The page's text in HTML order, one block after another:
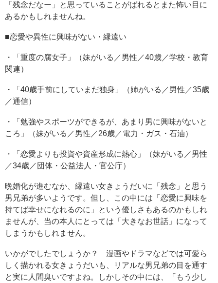
「残念だなー」と思っていることがばれるとまた怖い目に
あるかもしれませんね。
■恋愛や異性に興味がない・縁遠い
・「重度の腐女子」（妹がいる／男性／40歳／学校・教育
関連）
・「40歳手前にしていまだ独身」（姉がいる／男性／35歳
／通信）
・「勉強やスポーツができるが、あまり男に興味がないと
ころ」（妹がいる／男性／26歳／電力・ガス・石油）
・「恋愛よりも投資や資産形成に熱心」（妹がいる／男性
／34歳／団体・公益法人・官公庁）
晩婚化が進むなか、縁遠い女きょうだいに「残念」と思う
男兄弟が多いようです。但し、この中には「恋愛に興味を
持てば幸せになれるのに」という優しさもあるのかもしれ
ませんが、当の本人にとっては「大きなお世話」になって
しまうかもしれません。
いかがでしたでしょうか？ 漫画やドラマなどでは可愛ら
しく描かれる女きょうだいも、リアルな男兄弟の目を通す
と実に人間臭いですよね。しかしその中には、「もう少し